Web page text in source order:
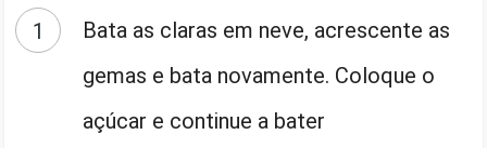
Bata as claras em neve, acrescente as
gemas e bata novamente. Coloque o
açúcar e continue a bater